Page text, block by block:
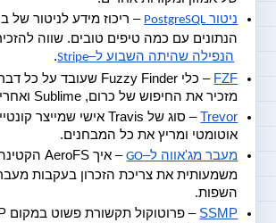
ניטור PostgreSQL
הנתונים עם כמה טיפים טובים. שווה
הנפילה שהיתה השבוע ל–Stripe
.
FZF
מזכיר את החיפוש של כרום, Sublime ואחרים.
Trevor
אוטומטי ומריץ את כל המבחנים.
מעבר מג'אווה ל–GO
השפות.
SSMP